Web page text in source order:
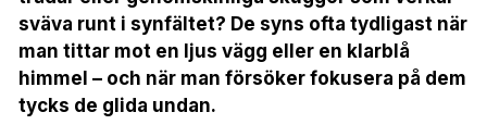
sväva runt i synfältet? De syns ofta tydligast när
man tittar mot en ljus vägg eller en klarblå
himmel – och när man försöker fokusera på dem
tycks de glida undan.